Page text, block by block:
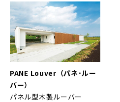
PANE Louver（パネ･ルー
バー）
パネル型木製ルーバー